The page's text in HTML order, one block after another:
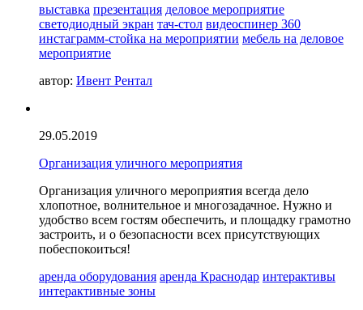
выставка презентация деловое мероприятие
светодиодный экран тач-стол видеоспинер 360
инстаграмм-стойка на мероприятии мебель на деловое
мероприятие
автор: Ивент Рентал
29.05.2019
Организация уличного мероприятия
Организация уличного мероприятия всегда дело
хлопотное, волнительное и многозадачное. Нужно и
удобство всем гостям обеспечить, и площадку грамотно
застроить, и о безопасности всех присутствующих
побеспокоиться!
аренда оборудования аренда Краснодар интерактивы
интерактивные зоны